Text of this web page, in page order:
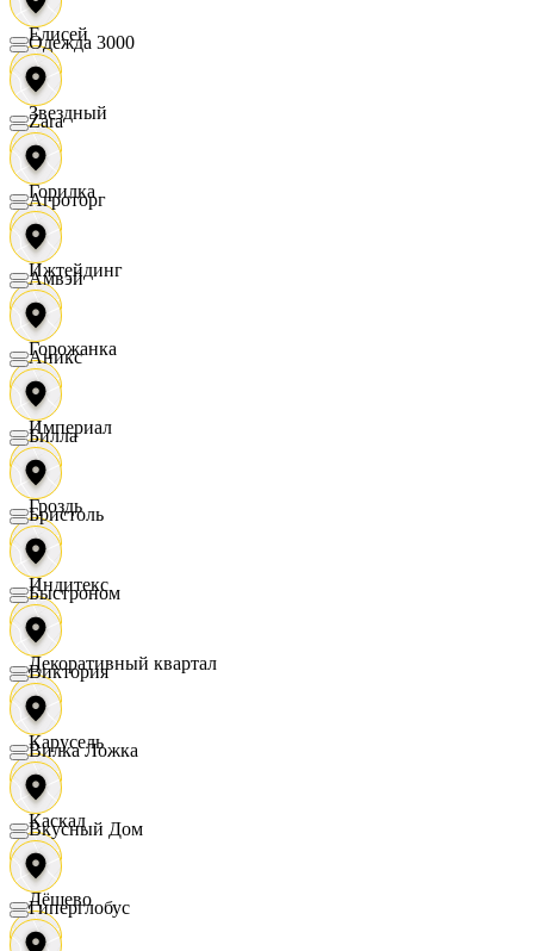
Елисей
Звездный
Горилка
Ижтейдинг
Горожанка
Империал
Гроздь
Индитекс
Декоративный квартал
Карусель
Каскад
Дёшево
Одежда 3000
Zara
Агроторг
Амвэй
Аникс
Билла
Бристоль
Быстроном
Виктория
Вилка Ложка
Вкусный Дом
Гиперглобус